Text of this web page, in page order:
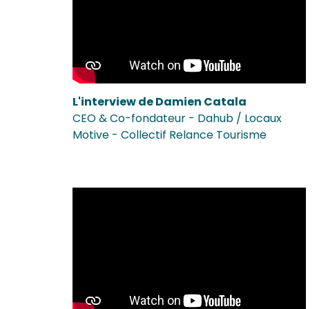
L'interview de Damien Catala
CEO & Co-fondateur - Dahub / Locaux
Motive - Collectif Relance Tourisme